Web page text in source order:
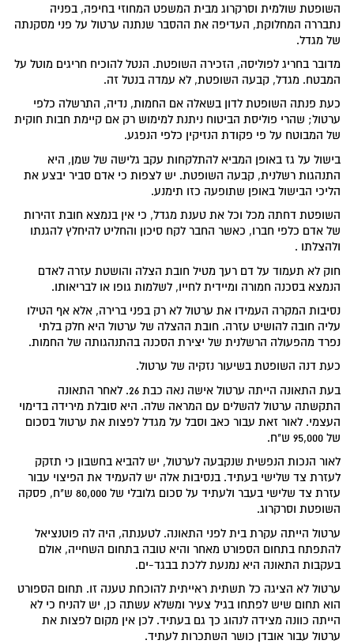
השופטת שולמית וסרקרוג מבית המשפט המחוזי בחיפה, בפניה
נתבררה המחלוקת, העדיפה את ההסבר שנתנה ערטול על פני מסקנתה
של מגדל.
מדובר בחריג לפוליסה, הזכירה השופטת. הנטל להוכיח חריגים מוטל על
המבטח. מגדל, קבעה השופטת, לא עמדה בנטל זה.
כעת פנתה השופטת לדון בשאלה אם החמות, נדיה, התרשלה כלפי
ערטול; שהרי פוליסת הביטוח ניתנת למימוש רק אם קיימת חבות חוקית
של המבוטח על פי פקודת הנזיקין כלפי הנפגע.
בישול על גז באופן המביא להתלקחות עקב גלישה של שמן, היא
התנהגות רשלנית, קבעה השופטת. יש לצפות כי אדם סביר יבצע את
הליכי הבישול באופן שתופעה כזו תימנע.
השופטת דחתה מכל וכל את טענת מגדל, כי אין בנמצא חובת זהירות
של אדם כלפי חברו, כאשר החבר לקח סיכון והחליט להיחלץ להגנתו
ולהצלתו .
חוק לא תעמוד על דם רעך מטיל חובת הצלה והושטת עזרה לאדם
הנמצא בסכנה חמורה ומיידית לחייו, לשלמות גופו או לבריאותו.
נסיבות המקרה העמידו את ערטול לא רק בפני ברירה, אלא אף הטילו
עליה חובה להושיט עזרה. חובת ההצלה של ערטול היא חלק בלתי
נפרד מהפעולה הרשלנית של יצירת הסכנה בהתנהגותה של החמות.
כעת דנה השופטת בשיעור נזקיה של ערטול.
בעת התאונה הייתה ערטול אישה נאה כבת 26. לאחר התאונה
התקשתה ערטול להשלים עם המראה שלה. היא סובלת מירידה בדימוי
העצמי. לאור זאת עבור כאב וסבל על מגדל לפצות את ערטול בסכום
של 95,000 ש"ח.
לאור הנכות הנפשית שנקבעה לערטול, יש להביא בחשבון כי תזקק
לעזרת צד שלישי בעתיד. בנסיבות אלה יש להעמיד את הפיצוי עבור
עזרת צד שלישי בעבר ולעתיד על סכום גלובלי של 80,000 ש"ח, פסקה
השופטת וסרקרוג.
ערטול הייתה עקרת בית לפני התאונה. לטענתה, היה לה פוטנציאל
להתפתח בתחום הספורט מאחר והיא טובה בתחום השחייה, אולם
בעקבות התאונה היא נמנעת ללכת בבגד-ים.
ערטול לא הציגה כל תשתית ראייתית להוכחת טענה זו. תחום הספורט
הוא תחום שיש לפתחו בגיל צעיר ומשלא עשתה כן, יש להניח כי לא
הייתה כוונה מצידה לנהוג כך גם בעתיד. לכן אין מקום לפצות את
ערטול עבור אובדן כושר השתכרות לעתיד.